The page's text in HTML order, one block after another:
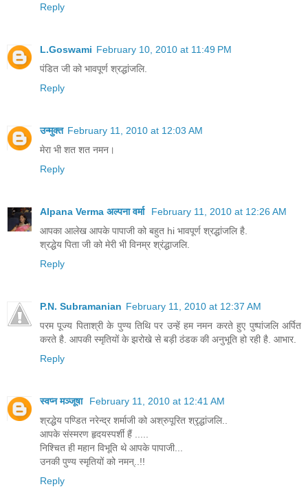
Reply
L.Goswami February 10, 2010 at 11:49 PM
पंडित जी को भावपूर्ण श्रद्धांजलि.
Reply
उन्मुक्त February 11, 2010 at 12:03 AM
मेरा भी शत शत नमन।
Reply
Alpana Verma अल्पना वर्मा
February 11, 2010 at 12:26 AM
आपका आलेख आपके पापाजी को बहुत hi भावपूर्ण श्रद्धांजलि है.
श्रद्धेय पिता जी को मेरी भी विनम्र श्रंद्धाजलि.
Reply
P.N. Subramanian February 11, 2010 at 12:37 AM
परम पूज्य पिताश्री के पुण्य तिथि पर उन्हें हम नमन करते हुए पुष्पांजलि अर्पित
करते है. आपकी स्मृतियों के झरोखे से बड़ी ठंडक की अनुभूति हो रही है. आभार.
Reply
स्वप्न मञ्जूषा
February 11, 2010 at 12:41 AM
श्रद्धेय पण्डित नरेन्द्र शर्माजी को अश्रुपूरित श्रृद्धांजलि..
आपके संस्मरण हृदयस्पर्शी हैं .....
निश्चित ही महान विभूति थे आपके पापाजी...
उनकी पुण्य स्मृतियों को नमन्..!!
Reply